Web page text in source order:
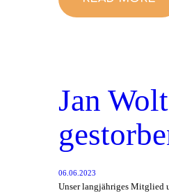
Jan
06.06.2023
Unser langjähriges Mitglied